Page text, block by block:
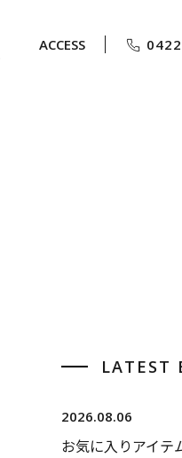
ACCESS
LATEST
2026.08.06
お気に入りアイテ